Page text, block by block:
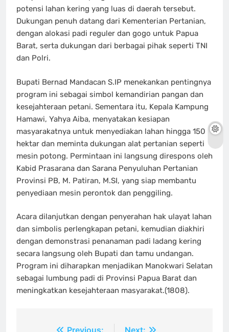
potensi lahan kering yang luas di daerah tersebut.
Dukungan penuh datang dari Kementerian Pertanian,
dengan alokasi padi reguler dan gogo untuk Papua
Barat, serta dukungan dari berbagai pihak seperti TNI
dan Polri.
Bupati Bernad Mandacan S.IP menekankan pentingnya
program ini sebagai simbol kemandirian pangan dan
kesejahteraan petani. Sementara itu, Kepala Kampung
Hamawi, Yahya Aiba, menyatakan kesiapan
masyarakatnya untuk menyediakan lahan hingga 150
hektar dan meminta dukungan alat pertanian seperti
mesin potong. Permintaan ini langsung direspons oleh
Kabid Prasarana dan Sarana Penyuluhan Pertanian
Provinsi PB, M. Patiran, M.SI, yang siap membantu
penyediaan mesin perontok dan penggiling.
Acara dilanjutkan dengan penyerahan hak ulayat lahan
dan simbolis perlengkapan petani, kemudian diakhiri
dengan demonstrasi penanaman padi ladang kering
secara langsung oleh Bupati dan tamu undangan.
Program ini diharapkan menjadikan Manokwari Selatan
sebagai lumbung padi di Provinsi Papua Barat dan
meningkatkan kesejahteraan masyarakat.(1808).
Previous:
Next: